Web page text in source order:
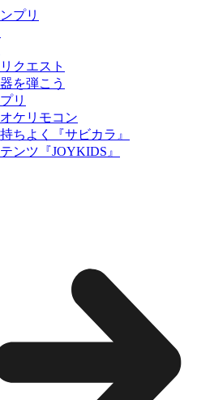
プリ
クエスト
を弾こう
リ
ケリモコン
ちよく『サビカラ』
ンツ『JOYKIDS』